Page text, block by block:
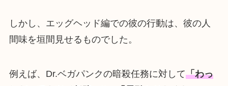
しかし、エッグヘッド編での彼の行動は、彼の人
間味を垣間見せるものでした。
例えば、Dr.ベガパンクの暗殺任務に対して「わっ